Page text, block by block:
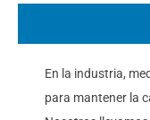
En la industria,
para mantener la